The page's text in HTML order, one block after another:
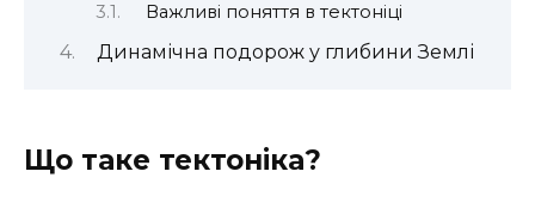
Важливі поняття в тектоніці
Динамічна подорож у глибини Землі
Що таке тектоніка?